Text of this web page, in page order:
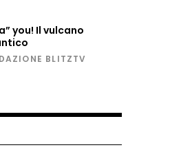
con la ruspa…
you! Il vulcano
BLITZTV